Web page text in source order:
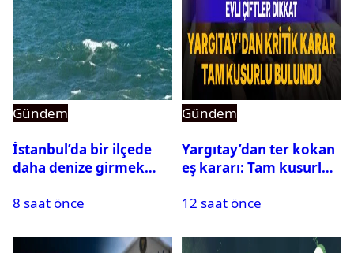
Gündem
İstanbul’da bir ilçede
daha denize girmek
8 saat önce
Gündem
Yargıtay’dan ter kokan
eş kararı: Tam kusurlu
12 saat önce